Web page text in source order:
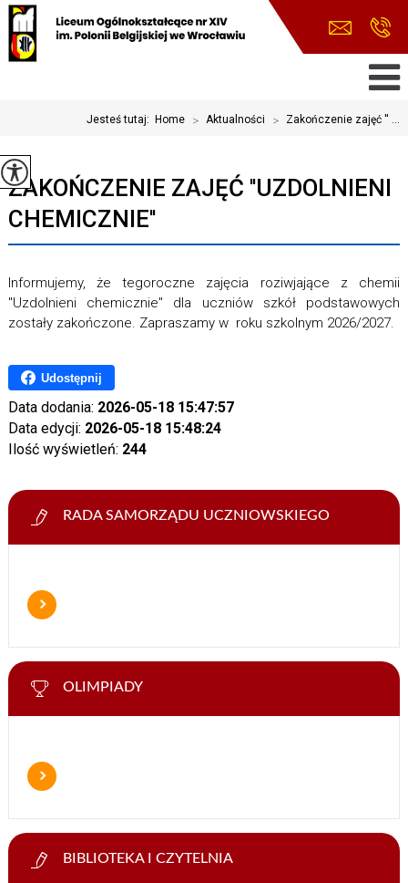
Jesteś tutaj: Home > Aktualności > Zakończenie zajęć '' ...
ZAKOŃCZENIE ZAJĘĆ ''UZDOLNIENI
CHEMICZNIE''
Informujemy, że tegoroczne zajęcia roziwjające z chemii
"Uzdolnieni chemicznie" dla uczniów szkół podstawowych
zostały zakończone. Zapraszamy w roku szkolnym 2026/2027.
Udostępnij
Data dodania: 2026-05-18 15:47:57
Data edycji: 2026-05-18 15:48:24
Ilość wyświetleń: 244
RADA SAMORZĄDU UCZNIOWSKIEGO
OLIMPIADY
BIBLIOTEKA I CZYTELNIA